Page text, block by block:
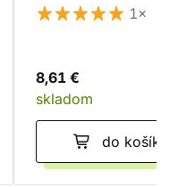
1×
8,61 €
skladom
do košíka